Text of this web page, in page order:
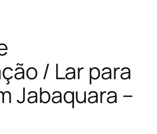
/ Lar para
Jabaquara –